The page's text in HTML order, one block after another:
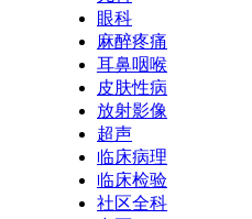
眼科
麻醉疼痛
耳鼻咽喉
皮肤性病
放射影像
超声
临床病理
临床检验
社区全科